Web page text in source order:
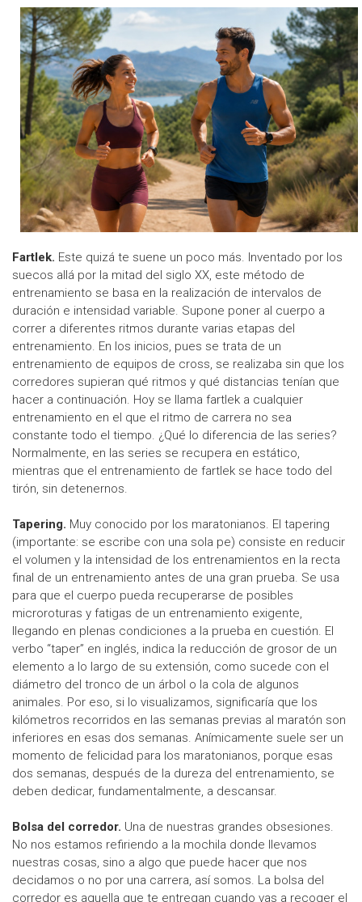
Fartlek. Este quizá te suene un poco más. Inventado por los
suecos allá por la mitad del siglo XX, este método de
entrenamiento se basa en la realización de intervalos de
duración e intensidad variable. Supone poner al cuerpo a
correr a diferentes ritmos durante varias etapas del
entrenamiento. En los inicios, pues se trata de un
entrenamiento de equipos de cross, se realizaba sin que los
corredores supieran qué ritmos y qué distancias tenían que
hacer a continuación. Hoy se llama fartlek a cualquier
entrenamiento en el que el ritmo de carrera no sea
constante todo el tiempo. ¿Qué lo diferencia de las series?
Normalmente, en las series se recupera en estático,
mientras que el entrenamiento de fartlek se hace todo del
tirón, sin detenernos.
Tapering. Muy conocido por los maratonianos. El tapering
(importante: se escribe con una sola pe) consiste en reducir
el volumen y la intensidad de los entrenamientos en la recta
final de un entrenamiento antes de una gran prueba. Se usa
para que el cuerpo pueda recuperarse de posibles
microroturas y fatigas de un entrenamiento exigente,
llegando en plenas condiciones a la prueba en cuestión. El
verbo “taper” en inglés, indica la reducción de grosor de un
elemento a lo largo de su extensión, como sucede con el
diámetro del tronco de un árbol o la cola de algunos
animales. Por eso, si lo visualizamos, significaría que los
kilómetros recorridos en las semanas previas al maratón son
inferiores en esas dos semanas. Anímicamente suele ser un
momento de felicidad para los maratonianos, porque esas
dos semanas, después de la dureza del entrenamiento, se
deben dedicar, fundamentalmente, a descansar.
Bolsa del corredor. Una de nuestras grandes obsesiones.
No nos estamos refiriendo a la mochila donde llevamos
nuestras cosas, sino a algo que puede hacer que nos
decidamos o no por una carrera, así somos. La bolsa del
corredor es aquella que te entregan cuando vas a recoger el